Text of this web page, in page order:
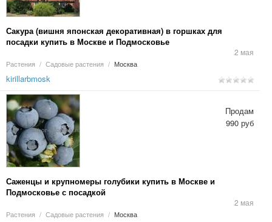
Сакура (вишня японская декоративная) в горшках для
посадки купить в Москве и Подмосковье
2 мая
Растения / Садовые растения / Москва
kirillarbmosk
Саженцы и крупномеры голубики купить в Москве и
Подмосковье с посадкой
2 мая
Растения / Садовые растения / Москва
Продам
990 руб